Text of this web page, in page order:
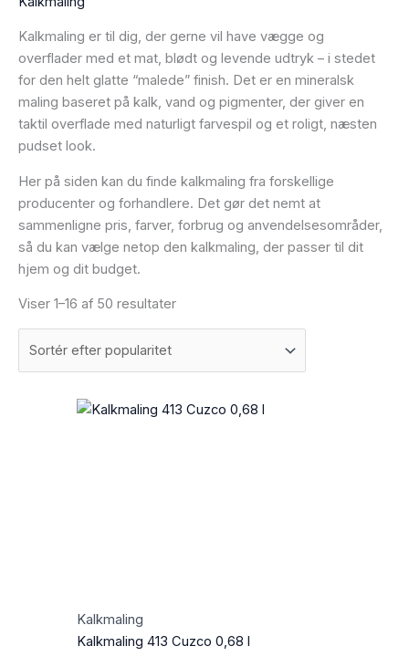
Kalkmaling er til dig, der gerne vil have vægge og
overflader med et mat, blødt og levende udtryk – i stedet
for den helt glatte “malede” finish. Det er en mineralsk
maling baseret på kalk, vand og pigmenter, der giver en
taktil overflade med naturligt farvespil og et roligt, næsten
pudset look.
Her på siden kan du finde kalkmaling fra forskellige
producenter og forhandlere. Det gør det nemt at
sammenligne pris, farver, forbrug og anvendelsesområder,
så du kan vælge netop den kalkmaling, der passer til dit
hjem og dit budget.
Viser 1–16 af 50 resultater
Kalkmaling
Kalkmaling 413 Cuzco 0,68 l